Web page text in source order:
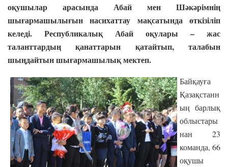
оқушылар арасында Абай мен Шәкәрімнің
шығармашылығын насихаттау мақсатында өткізіліп
келеді. Республикалық Абай оқулары – жас
таланттардың қанаттарын қатайтып, талабын
шыңдайтын шығармашылық мектеп.
Байқауға
Қазақстанн
ың барлық
облыстары
нан 23
команда, 66
оқушы